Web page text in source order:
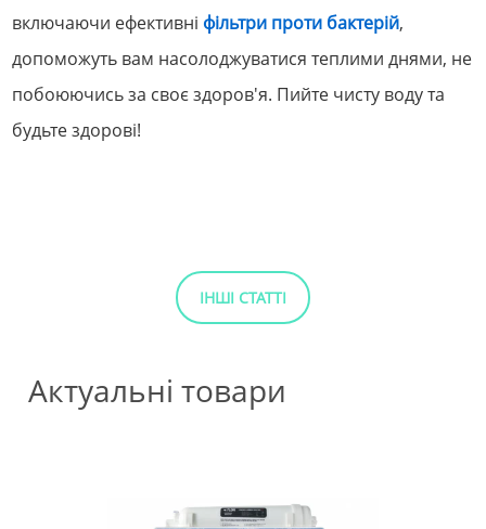
включаючи ефективні фільтри проти бактерій,
допоможуть вам насолоджуватися теплими днями, не
побоюючись за своє здоров'я. Пийте чисту воду та
будьте здорові!
ІНШІ СТАТТІ
Актуальні товари